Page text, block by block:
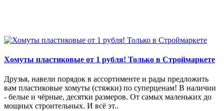
Хомуты пластиковые от 1 рубля! Только в Строймаркете
Друзья, навели порядок в ассортименте и рады предложить
вам пластиковые хомуты (стяжки) по суперценам! В наличии
- белые и чёрные, десятки размеров. От самых маленьких до
мощных строительных. И всё эт..